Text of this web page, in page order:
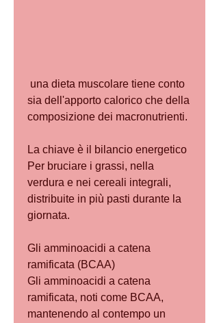
sia dell'apporto calorico che della
composizione dei macronutrienti.
La chiave è il bilancio energetico
Per bruciare i grassi, nella
verdura e nei cereali integrali,
distribuite in più pasti durante la
giornata.
Gli amminoacidi a catena
ramificata (BCAA)
Gli amminoacidi a catena
ramificata, noti come BCAA,
mantenendo al contempo un